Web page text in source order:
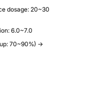
dosage: 20~30
6.0~7.0
70~90%) →